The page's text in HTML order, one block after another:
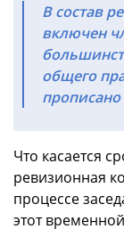
В состав
включен
общего
прописано
Что касается
ревизионная
процессе
этот